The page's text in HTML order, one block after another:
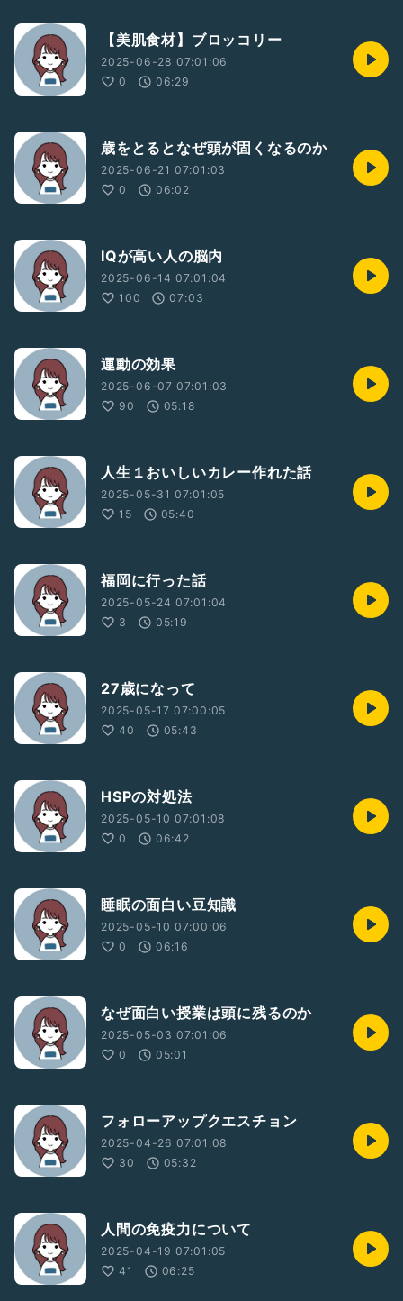
【美肌食材】ブロッコリー
2025-06-28 07:01:06
0
06:29
歳をとるとなぜ頭が固くなるのか
2025-06-21 07:01:03
0
06:02
IQが高い人の脳内
2025-06-14 07:01:04
100
07:03
運動の効果
2025-06-07 07:01:03
90
05:18
人生１おいしいカレー作れた話
2025-05-31 07:01:05
15
05:40
福岡に行った話
2025-05-24 07:01:04
3
05:19
27歳になって
2025-05-17 07:00:05
40
05:43
HSPの対処法
2025-05-10 07:01:08
0
06:42
睡眠の面白い豆知識
2025-05-10 07:00:06
0
06:16
なぜ面白い授業は頭に残るのか
2025-05-03 07:01:06
0
05:01
フォローアップクエスチョン
2025-04-26 07:01:08
30
05:32
人間の免疫力について
2025-04-19 07:01:05
41
06:25